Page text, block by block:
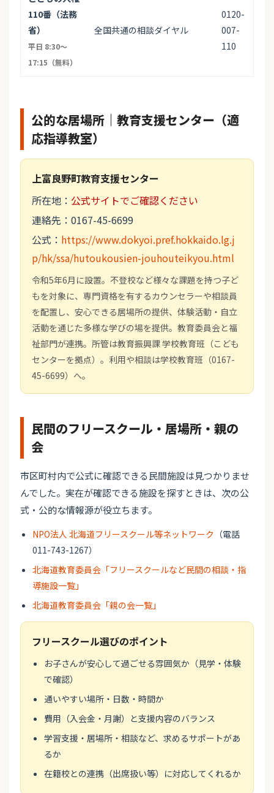
110番（法務
省）
平日 8:30〜
17:15（無料）
全国共通の相談ダイヤル
0120-
007-
110
公的な居場所｜教育支援センター（適
応指導教室）
上富良野町教育支援センター
所在地： 公式サイトでご確認ください
連絡先：0167-45-6699
公式： https://www.dokyoi.pref.hokkaido.lg.j
p/hk/ssa/hutoukousien-jouhouteikyou.html
令和5年6月に設置。不登校など様々な課題を持つ子ど
もを対象に、専門資格を有するカウンセラーや相談員
を配置し、安心できる居場所の提供、体験活動・自立
活動を通じた多様な学びの場を提供。教育委員会と福
祉部門が連携。所管は教育振興課 学校教育班（こども
センターを拠点）。利用や相談は学校教育班（0167-
45-6699）へ。
民間のフリースクール・居場所・親の
会
市区町村内で公式に確認できる民間施設は見つかりませ
んでした。実在が確認できる施設を探すときは、次の公
式・公的な情報源が役立ちます。
NPO法人 北海道フリースクール等ネットワーク （電話
011-743-1267）
北海道教育委員会「フリースクールなど民間の相談・指
導施設一覧」
北海道教育委員会「親の会一覧」
フリースクール選びのポイント
お子さんが安心して過ごせる雰囲気か（見学・体験
で確認）
通いやすい場所・日数・時間か
費用（入会金・月謝）と支援内容のバランス
学習支援・居場所・相談など、求めるサポートがあ
るか
在籍校との連携（出席扱い等）に対応してくれるか